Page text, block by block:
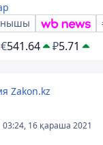
€541.64 ₽5.71
Zakon.kz
03:24, 16 қараша 2021